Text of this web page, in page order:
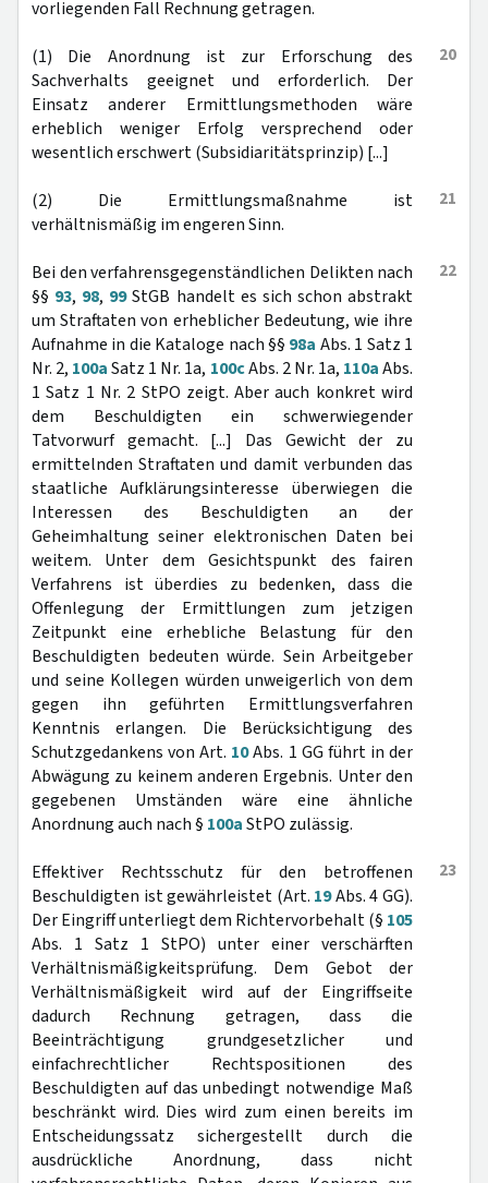
vorliegenden Fall Rechnung getragen.
20
(1) Die Anordnung ist zur Erforschung des
Sachverhalts geeignet und erforderlich. Der
Einsatz anderer Ermittlungsmethoden wäre
erheblich weniger Erfolg versprechend oder
wesentlich erschwert (Subsidiaritätsprinzip) [...]
21
(2) Die Ermittlungsmaßnahme ist
verhältnismäßig im engeren Sinn.
22
Bei den verfahrensgegenständlichen Delikten nach
§§ 93, 98, 99StGB handelt es sich schon abstrakt
um Straftaten von erheblicher Bedeutung, wie ihre
Aufnahme in die Kataloge nach §§ 98a Abs. 1 Satz 1
Nr. 2, 100aSatz 1 Nr. 1a, 100cAbs. 2 Nr. 1a, 110aAbs.
1 Satz 1 Nr. 2 StPO zeigt. Aber auch konkret wird
dem Beschuldigten ein schwerwiegender
Tatvorwurf gemacht. [...] Das Gewicht der zu
ermittelnden Straftaten und damit verbunden das
staatliche Aufklärungsinteresse überwiegen die
Interessen des Beschuldigten an der
Geheimhaltung seiner elektronischen Daten bei
weitem. Unter dem Gesichtspunkt des fairen
Verfahrens ist überdies zu bedenken, dass die
Offenlegung der Ermittlungen zum jetzigen
Zeitpunkt eine erhebliche Belastung für den
Beschuldigten bedeuten würde. Sein Arbeitgeber
und seine Kollegen würden unweigerlich von dem
gegen ihn geführten Ermittlungsverfahren
Kenntnis erlangen. Die Berücksichtigung des
Schutzgedankens von Art. 10Abs. 1 GG führt in der
Abwägung zu keinem anderen Ergebnis. Unter den
gegebenen Umständen wäre eine ähnliche
Anordnung auch nach § 100aStPO zulässig.
23
Effektiver Rechtsschutz für den betroffenen
Beschuldigten ist gewährleistet (Art. 19Abs. 4 GG).
Der Eingriff unterliegt dem Richtervorbehalt (§ 105
Abs. 1 Satz 1 StPO) unter einer verschärften
Verhältnismäßigkeitsprüfung. Dem Gebot der
Verhältnismäßigkeit wird auf der Eingriffseite
dadurch Rechnung getragen, dass die
Beeinträchtigung grundgesetzlicher und
einfachrechtlicher Rechtspositionen des
Beschuldigten auf das unbedingt notwendige Maß
beschränkt wird. Dies wird zum einen bereits im
Entscheidungssatz sichergestellt durch die
ausdrückliche Anordnung, dass nicht